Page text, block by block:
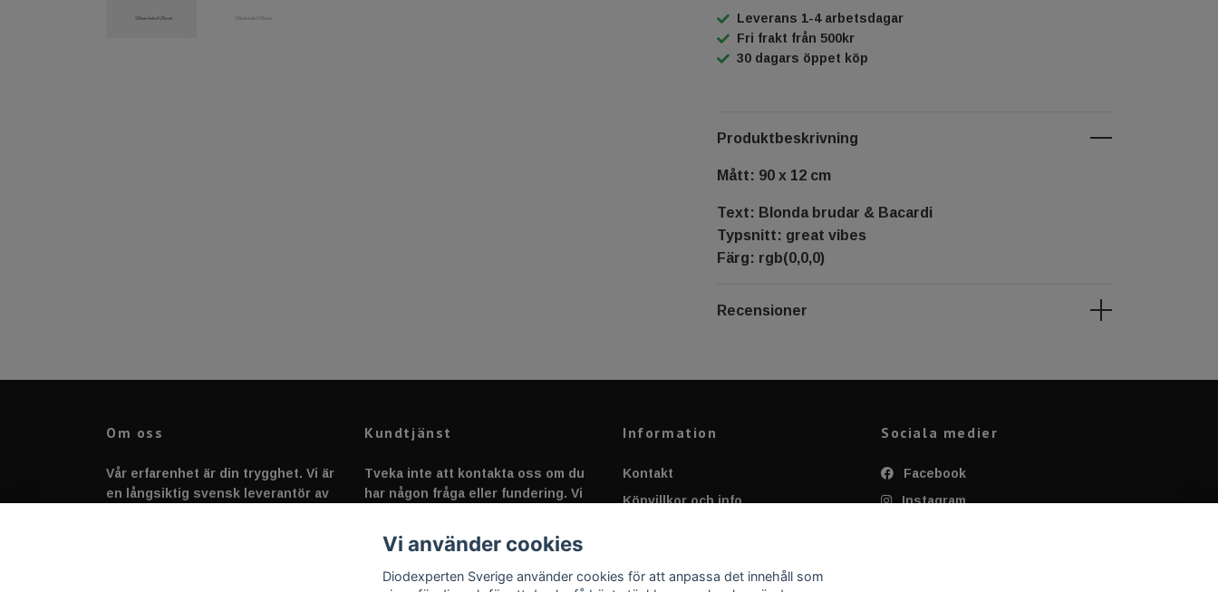
Leverans 1-4 arbetsdagar
Fri frakt från 500kr
30 dagars öppet köp
Produktbeskrivning
Mått: 90 x 12 cm
Text: Blonda brudar & Bacardi
Typsnitt: great vibes
Färg: rgb(0,0,0)
Recensioner
Om oss
Vår erfarenhet är din trygghet. Vi är
en långsiktig svensk leverantör av
Kundtjänst
Tveka inte att kontakta oss om du
har någon fråga eller fundering. Vi
Information
Kontakt
Köpvillkor och info
Applicering av Dekal
Sociala medier
Facebook
Instagram
Vi använder cookies
Diodexperten Sverige använder cookies för att anpassa det innehåll som